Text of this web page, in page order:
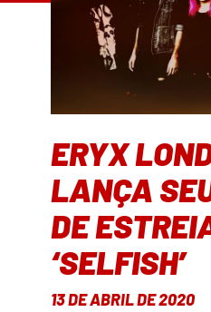
ERYX
LANÇA
DE
‘SELFISH’
13 DE ABRIL DE 2020